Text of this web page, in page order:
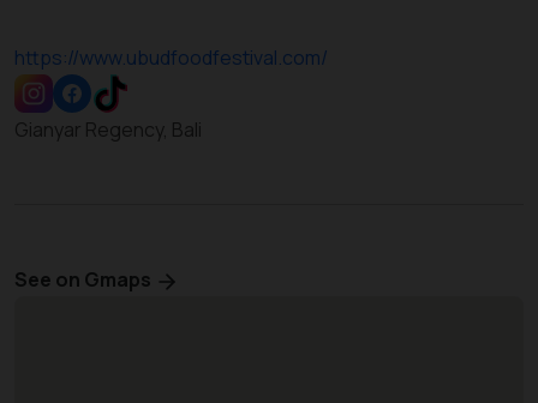
https://www.ubudfoodfestival.com/
Gianyar Regency, Bali
See on Gmaps